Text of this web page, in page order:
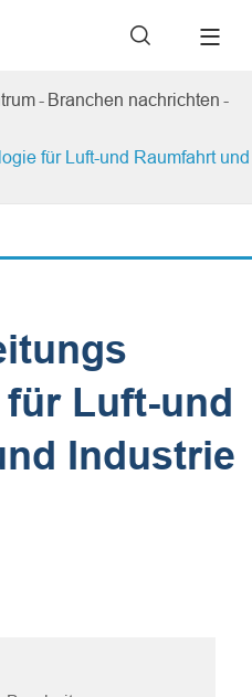

Branchen nachrichten
für Luft-und Raumfahrt und
Luft-und
Industrie